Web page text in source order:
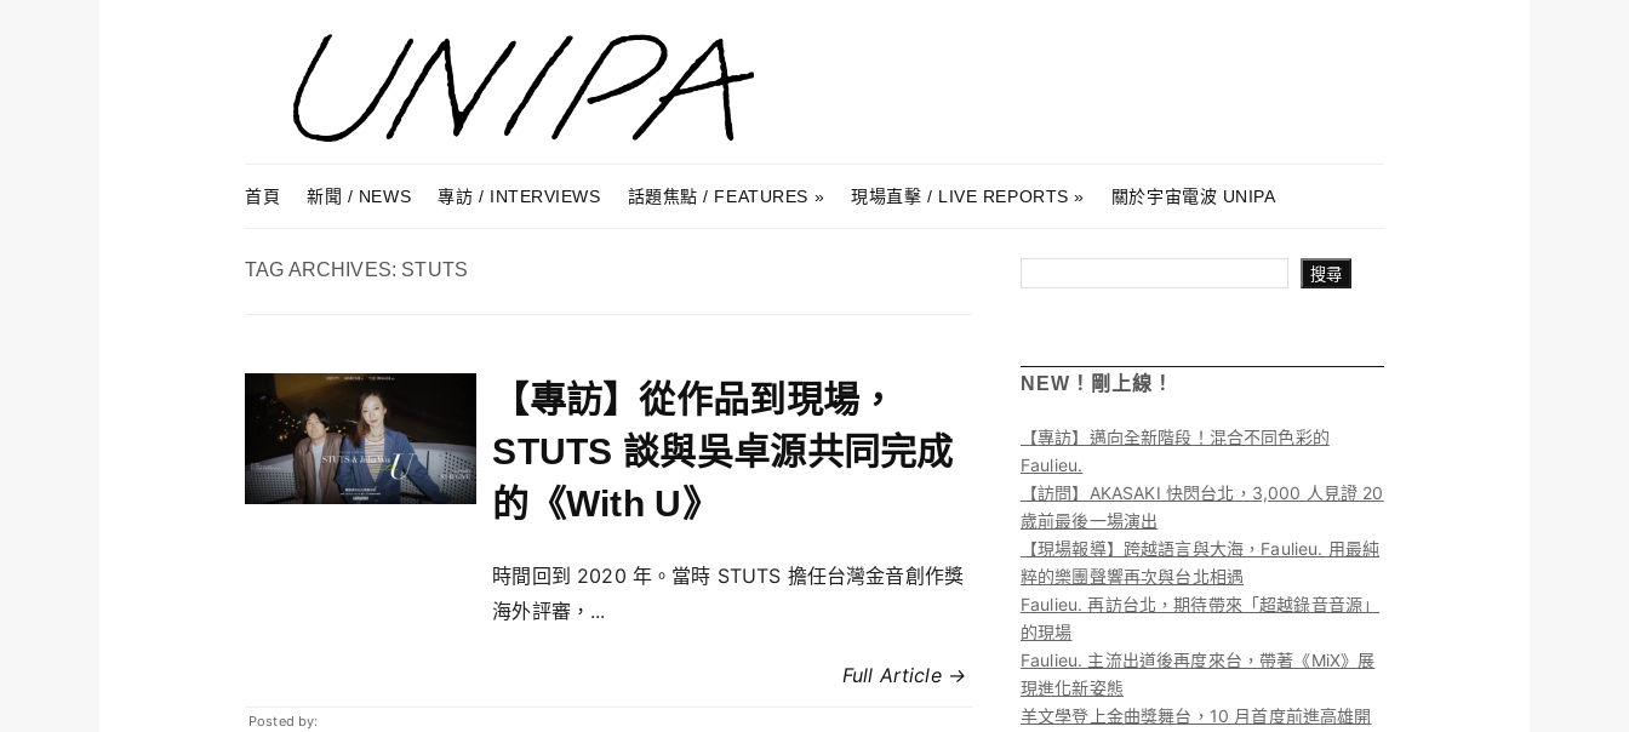
Menu
首頁
新聞 / NEWS 專訪 / INTERVIEWS 話題焦點 / FEATURES 現場直擊 / LIVE REPORTS 關於宇宙電波 UNIPA
TAG ARCHIVES: STUTS
【專訪】從作品到現場，
STUTS 談與吳卓源共同完成
的《With U》
時間回到 2020 年。當時 STUTS 擔任台灣金音創作獎
海外評審，...
Full Article →
Posted by:
搜尋
NEW！剛上線！
【專訪】邁向全新階段！混合不同色彩的
Faulieu.
【訪問】AKASAKI 快閃台北，3,000 人見證 20
歲前最後一場演出
【現場報導】跨越語言與大海，Faulieu. 用最純
粹的樂團聲響再次與台北相遇
Faulieu. 再訪台北，期待帶來「超越錄音音源」
的現場
Faulieu. 主流出道後再度來台，帶著《MiX》展
現進化新姿態
羊文學登上金曲獎舞台，10 月首度前進高雄開